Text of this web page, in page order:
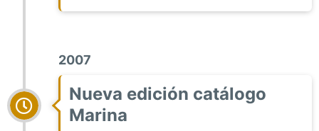
2007
Nueva edición catálogo
Marina